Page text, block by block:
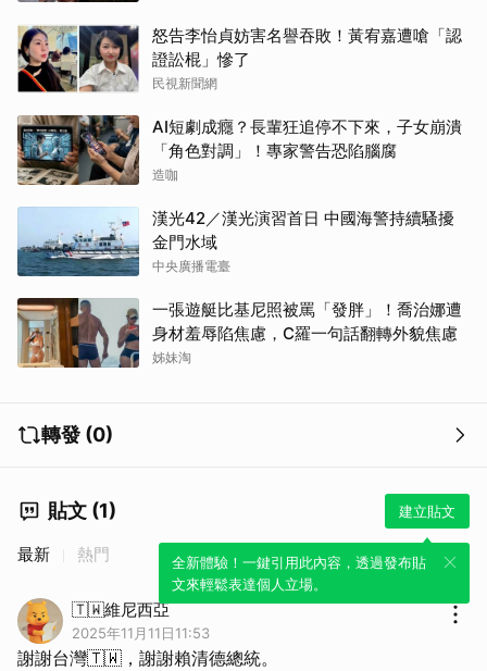
怒告李怡貞妨害名譽吞敗！黃宥嘉遭嗆「認
證訟棍」慘了
民視新聞網
AI短劇成癮？長輩狂追停不下來，子女崩潰
「角色對調」！專家警告恐陷腦腐
造咖
漢光42／漢光演習首日 中國海警持續騷擾
金門水域
中央廣播電臺
一張遊艇比基尼照被罵「發胖」！喬治娜遭
身材羞辱陷焦慮，C羅一句話翻轉外貌焦慮
姊妹淘
轉發 (0)
貼文 (1) 建立貼文
全新體驗！一鍵引用此內容，透過發布貼
文來輕鬆表達個人立場。
最新 熱門
🇹🇼維尼西亞
2025年11月11日11:53
謝謝台灣🇹🇼，謝謝賴清德總統。